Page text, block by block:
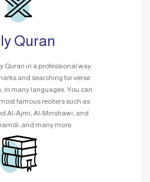
Quran
Quran in a professional way
and searching for verse
in many languages. You can
famous reciters such as
Al-Ajmi, Al-Minshawi, and
many more.